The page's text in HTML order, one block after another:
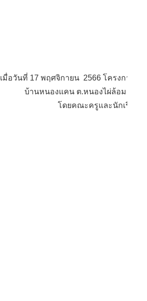
เมื่อวันที่ 17 พฤศจิกายน 2566 โครงการ
บ้านหนองแคน ต.หนองไผ่ล้อม อ.สำ
โดยคณะครูและนักเรียนโ